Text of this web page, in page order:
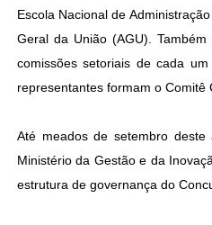
Escola Nacional de
Geral da União (AGU).
comissões setoriais de cada
representantes formam o Comitê
Até meados de setembro
Ministério da Gestão e da
estrutura de governança do